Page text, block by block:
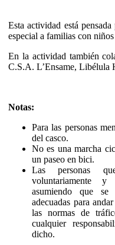
Esta actividad está
especial a familias con
En la actividad también
C.S.A. L’Ensame, Libélula
Notas:
Para las personas
del casco.
No es una marcha
un paseo en bici.
Las personas
voluntariamente
asumiendo que se
adecuadas para
las normas de
cualquier
dicho.